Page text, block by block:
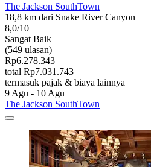
The Jackson SouthTown
18,8 km dari Snake River Canyon
8,0/10
Sangat Baik
(549 ulasan)
Rp6.278.343
total Rp7.031.743
termasuk pajak & biaya lainnya
9 Agu - 10 Agu
The Jackson SouthTown